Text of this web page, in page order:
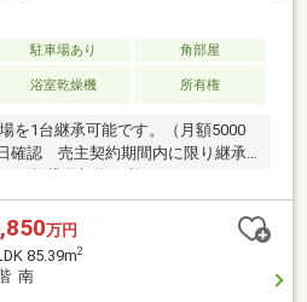
駐車場あり
角部屋
浴室乾燥機 所有権
を1台継承可能です。（月額5000
確認 売主契約期間内に限り継承
育細則による制限有り）なマンシ
、二重天井構造を採用。遮音性と
上しています。・約16.1帖の広々
グダイニングキッチン。キッチン
きる間取りになっております。・
万円
85.39m2
南